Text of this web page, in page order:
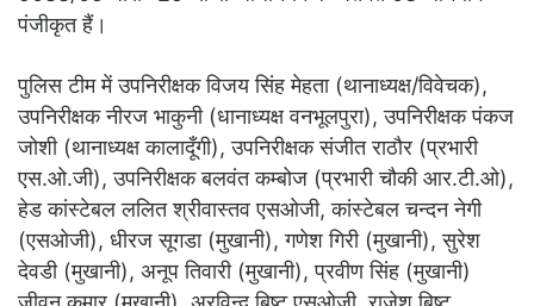
पंजीकृत हैं।
पुलिस टीम में उपनिरीक्षक विजय सिंह मेहता (थानाध्यक्ष/विवेचक),
उपनिरीक्षक नीरज भाकुनी (धानाध्यक्ष वनभूलपुरा), उपनिरीक्षक पंकज
जोशी (थानाध्यक्ष कालादूँगी), उपनिरीक्षक संजीत राठौर (प्रभारी
एस.ओ.जी), उपनिरीक्षक बलवंत कम्बोज (प्रभारी चौकी आर.टी.ओ),
हेड कांस्टेबल ललित श्रीवास्तव एसओजी, कांस्टेबल चन्दन नेगी
(एसओजी), धीरज सूगडा (मुखानी), गणेश गिरी (मुखानी), सुरेश
देवडी (मुखानी), अनूप तिवारी (मुखानी), प्रवीण सिंह (मुखानी)